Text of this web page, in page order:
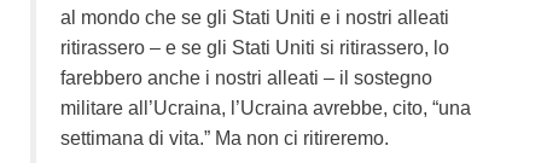
al mondo che se gli Stati Uniti e i nostri alleati
ritirassero – e se gli Stati Uniti si ritirassero, lo
farebbero anche i nostri alleati – il sostegno
militare all’Ucraina, l’Ucraina avrebbe, cito, “una
settimana di vita.” Ma non ci ritireremo.